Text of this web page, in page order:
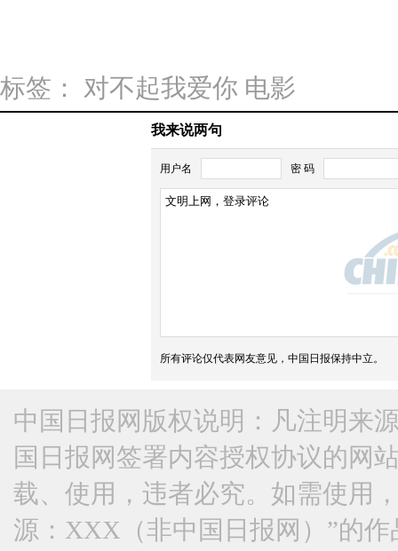
标签： 对不起我爱你 电影
我来说两句
用户名 密 码
所有评论仅代表网友意见，中国日报保持中立。
中国日报网版权说明：凡注明来
国日报网签署内容授权协议的网
载、使用，违者必究。如需使用
源：XXX（非中国日报网）”的
金
宇
写
真
雨
爸
去
哪
儿》
闹
光
润
发
郭